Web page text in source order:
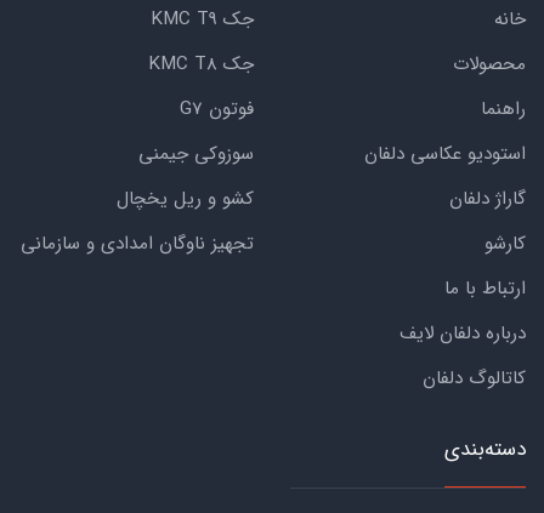
خانه
محصولات
راهنما
استودیو عکاسی دلفان
گاراژ دلفان
کارشو
ارتباط با ما
درباره دلفان لایف
کاتالوگ دلفان
جک KMC T9
جک KMC T8
فوتون G7
سوزوکی جیمنی
کشو و ریل یخچال
تجهیز ناوگان امدادی و سازمانی
دسته‌بندی